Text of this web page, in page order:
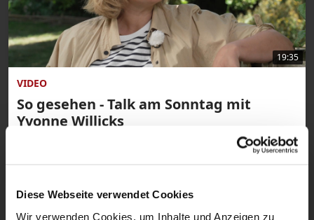
Diese Webseite verwendet Cookies
Wir verwenden Cookies, um Inhalte und Anzeigen zu
19:35
VIDEO
So gesehen - Talk am Sonntag mit
Yvonne Willicks